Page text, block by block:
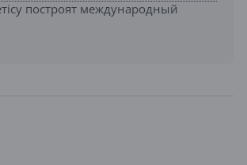
построят международный